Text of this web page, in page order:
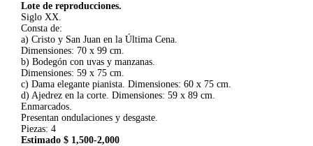
Lote de reproducciones.
Siglo XX.
Consta de:
a) Cristo y San Juan en la Última Cena.
Dimensiones: 70 x 99 cm.
b) Bodegón con uvas y manzanas.
Dimensiones: 59 x 75 cm.
c) Dama elegante pianista. Dimensiones: 60 x 75 cm.
d) Ajedrez en la corte. Dimensiones: 59 x 89 cm.
Enmarcados.
Presentan ondulaciones y desgaste.
Piezas: 4
Estimado $ 1,500-2,000